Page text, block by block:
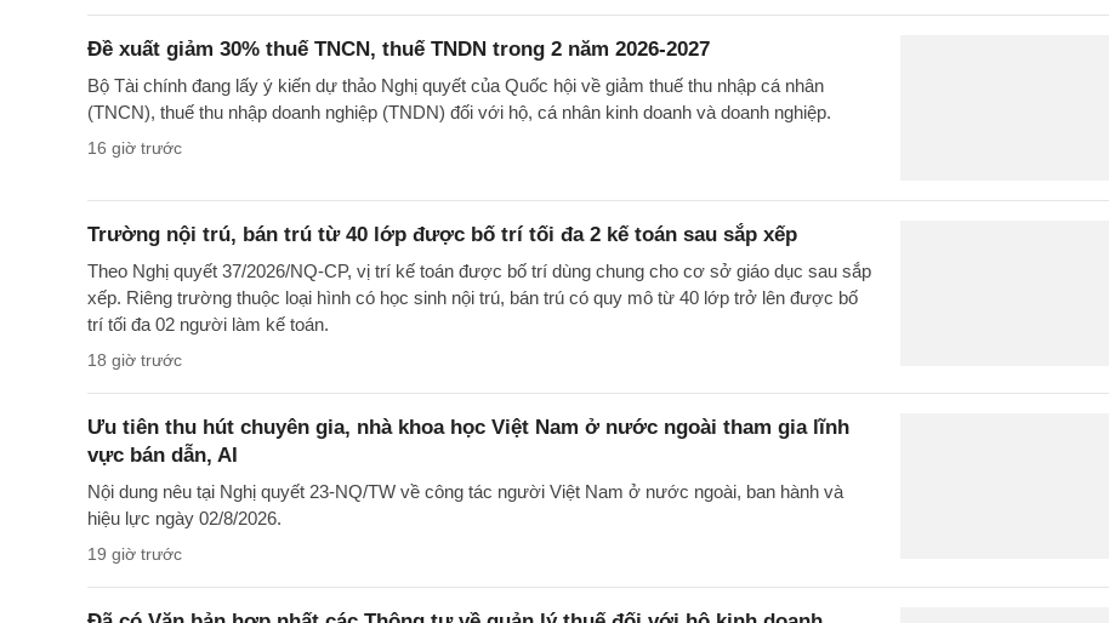
Đề xuất giảm 30% thuế TNCN, thuế TNDN trong 2 năm 2026-2027
Bộ Tài chính đang lấy ý kiến dự thảo Nghị quyết của Quốc hội về giảm thuế thu nhập cá nhân
(TNCN), thuế thu nhập doanh nghiệp (TNDN) đối với hộ, cá nhân kinh doanh và doanh nghiệp.
16 giờ trước
Trường nội trú, bán trú từ 40 lớp được bố trí tối đa 2 kế toán sau sắp xếp
Theo Nghị quyết 37/2026/NQ-CP, vị trí kế toán được bố trí dùng chung cho cơ sở giáo dục sau sắp
xếp. Riêng trường thuộc loại hình có học sinh nội trú, bán trú có quy mô từ 40 lớp trở lên được bố
trí tối đa 02 người làm kế toán.
18 giờ trước
Ưu tiên thu hút chuyên gia, nhà khoa học Việt Nam ở nước ngoài tham gia lĩnh
vực bán dẫn, AI
Nội dung nêu tại Nghị quyết 23-NQ/TW về công tác người Việt Nam ở nước ngoài, ban hành và
hiệu lực ngày 02/8/2026.
19 giờ trước